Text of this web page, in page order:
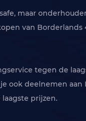
maar
van Borderlands
tegen de
deelnemen aan
prijzen.